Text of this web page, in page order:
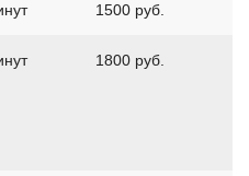
1500 руб.
1800 руб.